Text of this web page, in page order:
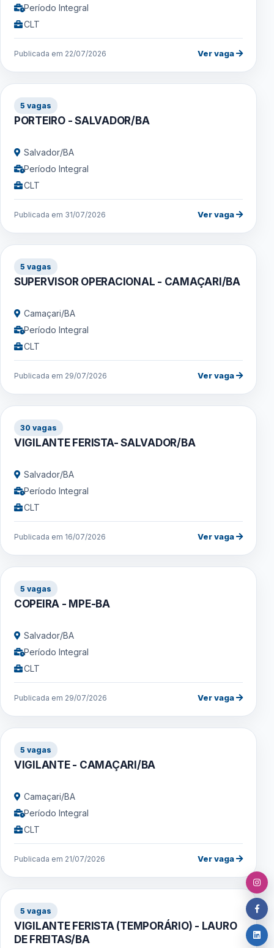
Período Integral
CLT
Publicada em 22/07/2026 Ver vaga
5 vagas
PORTEIRO - SALVADOR/BA
Salvador/BA
Período Integral
CLT
Publicada em 31/07/2026 Ver vaga
5 vagas
SUPERVISOR OPERACIONAL - CAMAÇARI/BA
Camaçari/BA
Período Integral
CLT
Publicada em 29/07/2026 Ver vaga
30 vagas
VIGILANTE FERISTA- SALVADOR/BA
Salvador/BA
Período Integral
CLT
Publicada em 16/07/2026 Ver vaga
5 vagas
COPEIRA - MPE-BA
Salvador/BA
Período Integral
CLT
Publicada em 29/07/2026 Ver vaga
5 vagas
VIGILANTE - CAMAÇARI/BA
Camaçari/BA
Período Integral
CLT
Publicada em 21/07/2026 Ver vaga
5 vagas
VIGILANTE FERISTA (TEMPORÁRIO) - LAURO
DE FREITAS/BA